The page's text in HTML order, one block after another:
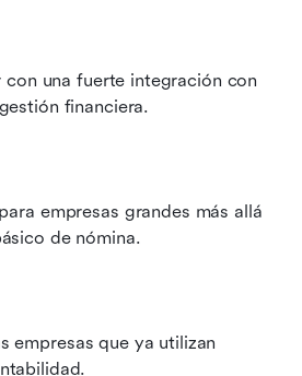
una fuerte integración con
financiera.
empresas grandes más allá
de nómina.
empresas que ya utilizan